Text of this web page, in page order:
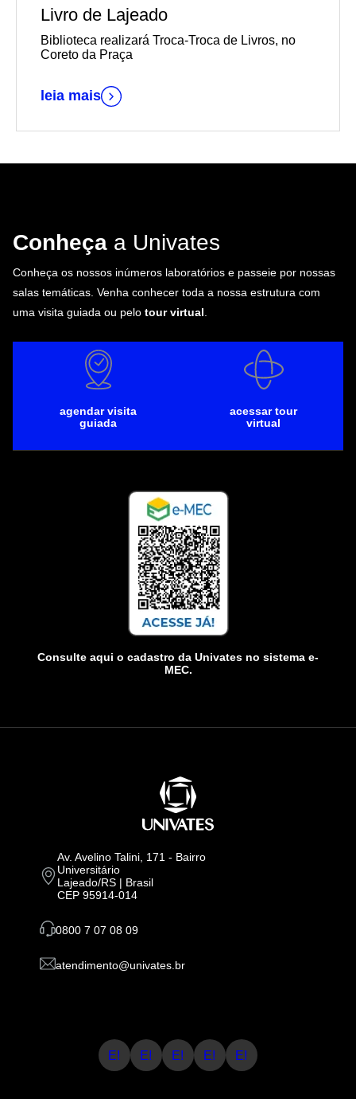
Livro de Lajeado
Biblioteca realizará Troca-Troca de Livros, no
Coreto da Praça
leia mais
Conheça a Univates
Conheça os nossos inúmeros laboratórios e passeie por nossas
salas temáticas. Venha conhecer toda a nossa estrutura com
uma visita guiada ou pelo tour virtual
agendar visita
guiada
acessar tour
virtual
Consulte aqui o cadastro da Univates no sistema e-
MEC.
Av. Avelino Talini, 171 - Bairro
Universitário
Lajeado/RS | Brasil
CEP 95914-014
0800 7 07 08 09
atendimento@univates.br
E! E! E! E! E!